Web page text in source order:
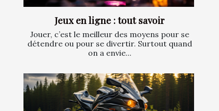
Jeux en ligne : tout savoir
Jouer, c’est le meilleur des moyens pour se
détendre ou pour se divertir. Surtout quand
on a envie...